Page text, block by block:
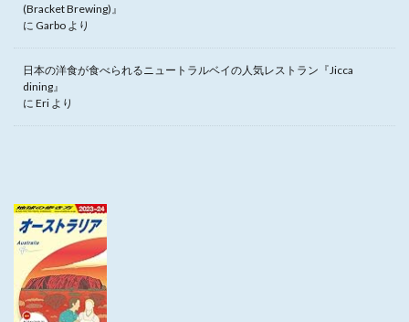
(Bracket Brewing)』
に Garbo より
日本の洋食が食べられるニュートラルベイの人気レストラン『Jicca
dining』
に Eri より